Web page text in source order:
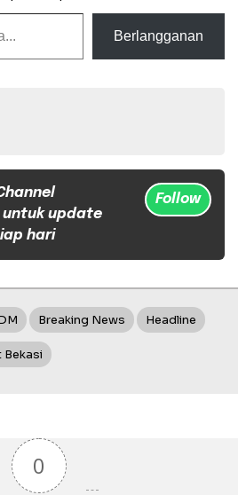
Berlangganan
update
hari
Follow
Breaking News Headline
Bekasi
0